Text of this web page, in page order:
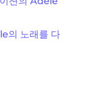
의 노래를 다